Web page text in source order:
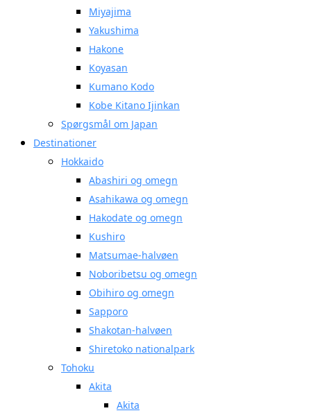
Miyajima
Yakushima
Hakone
Koyasan
Kumano Kodo
Kobe Kitano Ijinkan
Spørgsmål om Japan
Destinationer
Hokkaido
Abashiri og omegn
Asahikawa og omegn
Hakodate og omegn
Kushiro
Matsumae-halvøen
Noboribetsu og omegn
Obihiro og omegn
Sapporo
Shakotan-halvøen
Shiretoko nationalpark
Tohoku
Akita
Akita